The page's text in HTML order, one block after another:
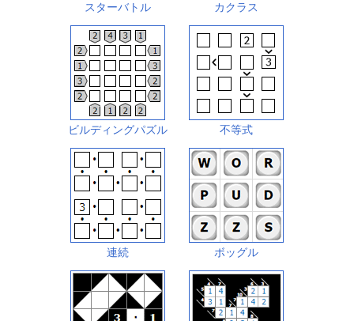
スターバトル カクラス
ビルディングパズル 不等式
連続 ボッグル